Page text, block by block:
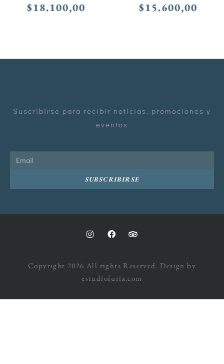
$18.100,00 $15.600,00
Suscribirse para recibir noticias, promociones y
eventos
SUBSCRIBIRSE
Copyright 2026 All rights Reserved. Design by
estudiofuria.com